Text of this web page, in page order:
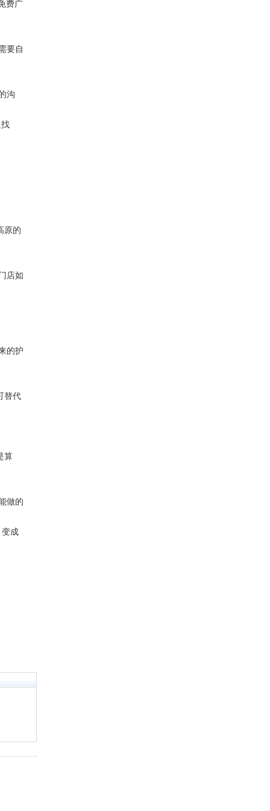
费广
要自
沟
原的
店如
的护
替代
算
做的
成